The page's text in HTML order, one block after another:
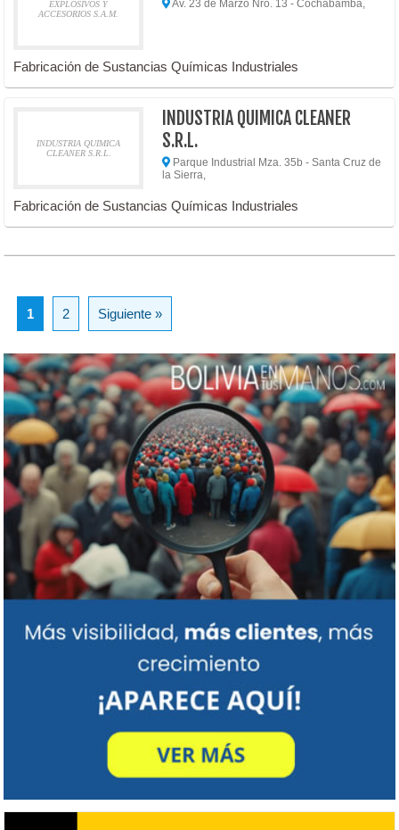
EXPLOSIVOS Y
ACCESORIOS S.A.M.
Av. 23 de Marzo Nro. 13 - Cochabamba,
Fabricación de Sustancias Químicas Industriales
INDUSTRIA QUIMICA
CLEANER S.R.L.
INDUSTRIA QUIMICA CLEANER
S.R.L.
Parque Industrial Mza. 35b - Santa Cruz de
la Sierra,
Fabricación de Sustancias Químicas Industriales
1 2 Siguiente »